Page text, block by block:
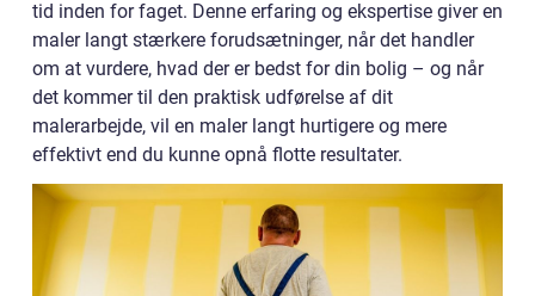
tid inden for faget. Denne erfaring og ekspertise giver en
maler langt stærkere forudsætninger, når det handler
om at vurdere, hvad der er bedst for din bolig – og når
det kommer til den praktisk udførelse af dit
malerarbejde, vil en maler langt hurtigere og mere
effektivt end du kunne opnå flotte resultater.